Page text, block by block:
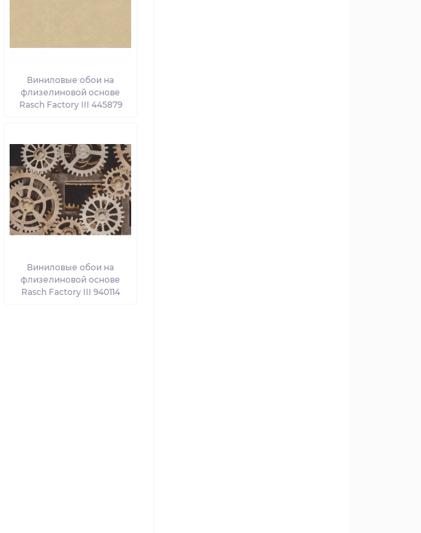
Виниловые обои на
флизелиновой основе
Rasch Factory III 445879
Виниловые обои на
флизелиновой основе
Rasch Factory III 940114